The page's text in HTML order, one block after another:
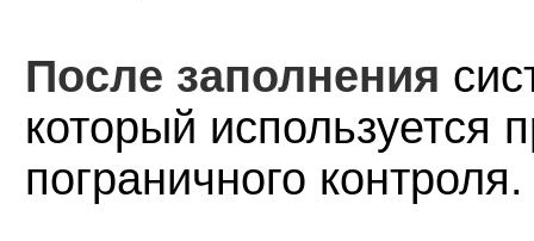
После заполнения
который используется
пограничного контроля.